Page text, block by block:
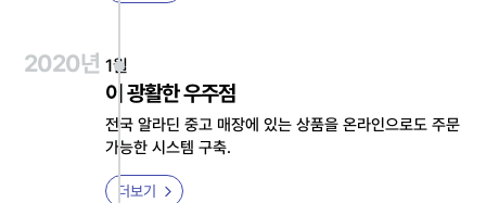
2020년 1월
이 광활한 우주점
전국 알라딘 중고 매장에 있는 상품을 온라인으로도 주문
가능한 시스템 구축.
더보기